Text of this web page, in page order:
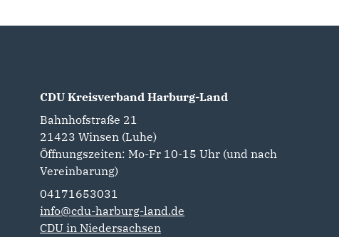
CDU Kreisverband Harburg-Land
Bahnhofstraße 21
21423 Winsen (Luhe)
Öffnungszeiten: Mo-Fr 10-15 Uhr (und nach
Vereinbarung)
04171653031
info@cdu-harburg-land.de
CDU in Niedersachsen